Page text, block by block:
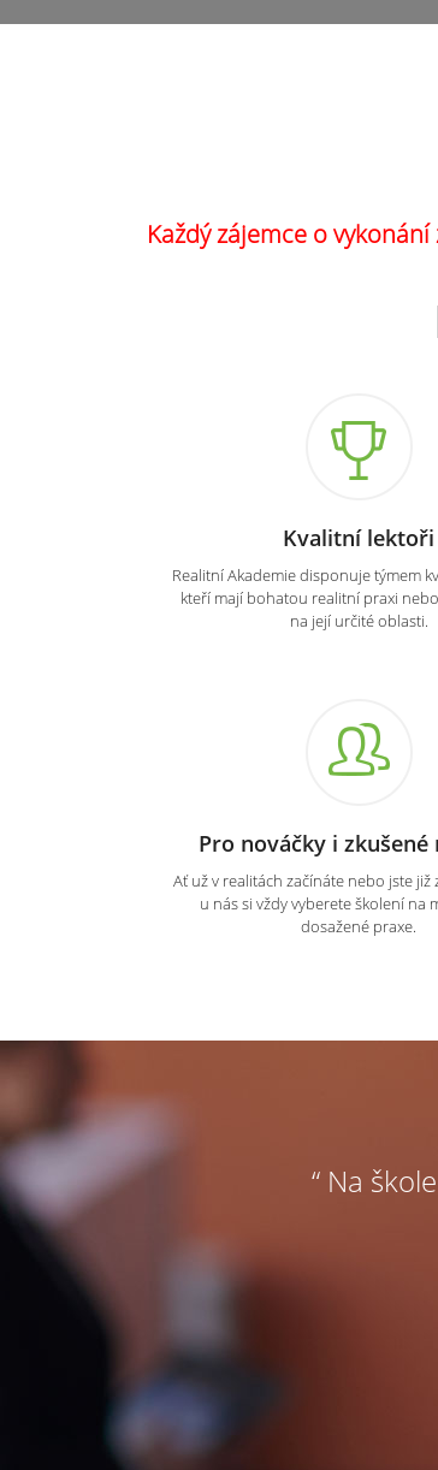
Každý zájemce o
Kvalitní lektoři
Realitní Akademie disponuje týmem
kteří mají bohatou realitní praxi
na její určité oblasti.
Pro nováčky i zkušené
Ať už v realitách začínáte nebo jste již
u nás si vždy vyberete školení na
dosažené praxe.
“ Na